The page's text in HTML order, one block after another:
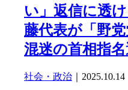
い」返信に透
藤代表が「野
混迷の首相指
社会・政治 ｜2025.10.14